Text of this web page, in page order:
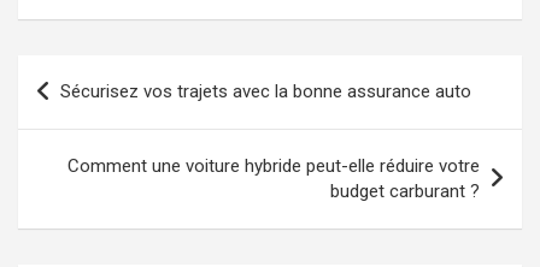
Navigation
de
l’article
Sécurisez vos trajets avec la bonne assurance auto
Comment une voiture hybride peut-elle réduire votre
budget carburant ?